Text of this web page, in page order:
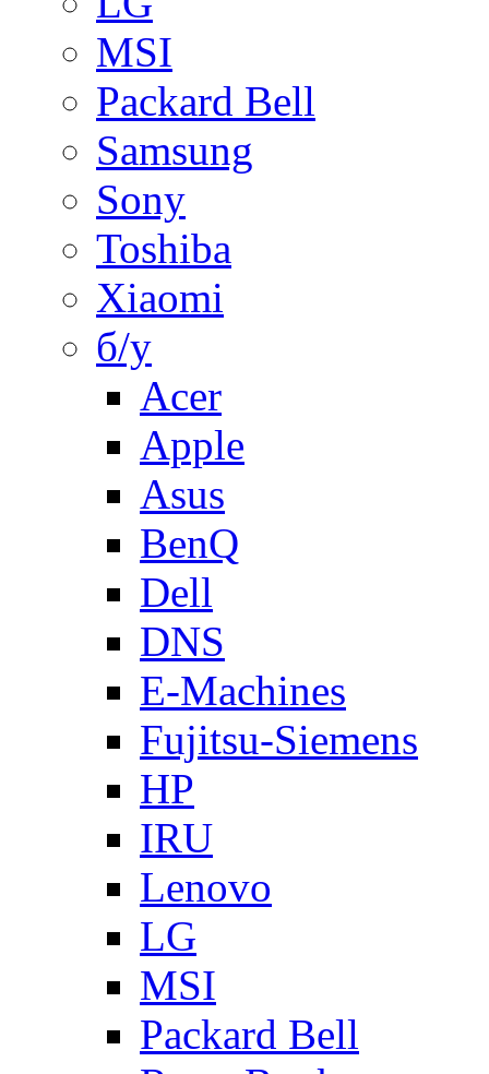
MSI
Packard Bell
Samsung
Sony
Toshiba
Xiaomi
б/у
Acer
Apple
Asus
BenQ
Dell
DNS
E-Machines
Fujitsu-Siemens
HP
IRU
Lenovo
LG
MSI
Packard Bell